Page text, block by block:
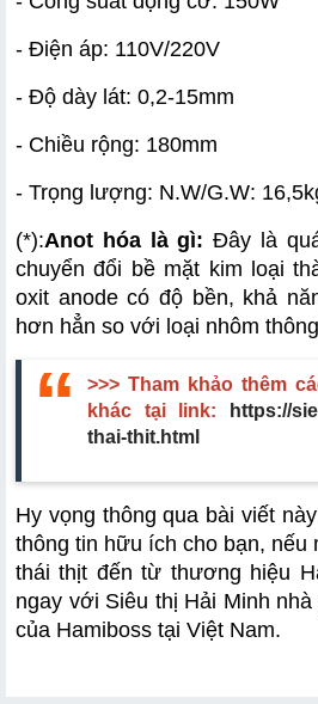
- Điện áp: 110V/220V
- Độ dày lát: 0,2-15mm
- Chiều rộng: 180mm
- Trọng lượng: N.W/G.W:
(*):Anot hóa là gì: Đây là
chuyển đổi bề mặt kim loại
oxit anode có độ bền, khả
hơn hẳn so với loại nhôm
>>> Tham khảo thêm
khác tại link:
https://
thai-thit.html
Hy vọng thông qua bài viết
thông tin hữu ích cho bạn, nếu
thái thịt đến từ thương hiệu
ngay với Siêu thị Hải Minh
của Hamiboss tại Việt Nam.